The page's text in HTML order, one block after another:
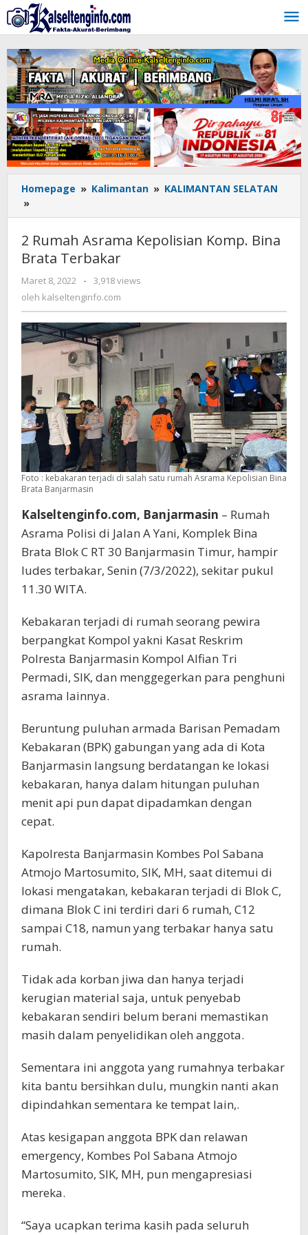
Lewati
ke
konten
Homepage » Kalimantan » KALIMANTAN SELATAN
»
Rumah
Kepolisian
Komp.
Bina
Brata
Terbakar
2 Rumah Asrama Kepolisian Komp. Bina
Brata Terbakar
Maret 8, 2022
oleh
kalseltenginfo.com
-
3,918 views
oleh kalseltenginfo.com
Foto : kebakaran terjadi di salah satu rumah Asrama Kepolisian Bina
Brata Banjarmasin
Kalseltenginfo.com, Banjarmasin – Rumah
Asrama Polisi di Jalan A Yani, Komplek Bina
Brata Blok C RT 30 Banjarmasin Timur, hampir
ludes terbakar, Senin (7/3/2022), sekitar pukul
11.30 WITA.
Kebakaran terjadi di rumah seorang pewira
berpangkat Kompol yakni Kasat Reskrim
Polresta Banjarmasin Kompol Alfian Tri
Permadi, SIK, dan menggegerkan para penghuni
asrama lainnya.
Beruntung puluhan armada Barisan Pemadam
Kebakaran (BPK) gabungan yang ada di Kota
Banjarmasin langsung berdatangan ke lokasi
kebakaran, hanya dalam hitungan puluhan
menit api pun dapat dipadamkan dengan
cepat.
Kapolresta Banjarmasin Kombes Pol Sabana
Atmojo Martosumito, SIK, MH, saat ditemui di
lokasi mengatakan, kebakaran terjadi di Blok C,
dimana Blok C ini terdiri dari 6 rumah, C12
sampai C18, namun yang terbakar hanya satu
rumah.
Tidak ada korban jiwa dan hanya terjadi
kerugian material saja, untuk penyebab
kebakaran sendiri belum berani memastikan
masih dalam penyelidikan oleh anggota.
Sementara ini anggota yang rumahnya terbakar
kita bantu bersihkan dulu, mungkin nanti akan
dipindahkan sementara ke tempat lain,.
Atas kesigapan anggota BPK dan relawan
emergency, Kombes Pol Sabana Atmojo
Martosumito, SIK, MH, pun mengapresiasi
mereka.
“Saya ucapkan terima kasih pada seluruh